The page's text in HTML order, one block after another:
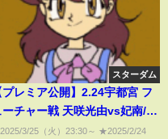
スターダム
プレミア公開】2.24宇都宮 フ
ーチャー戦 天咲光由vs妃南/タ
グマッチ 中野たむ&玖麗さや
3/25（火）23:30​​​​​​​​​​～ ★2025/2/24